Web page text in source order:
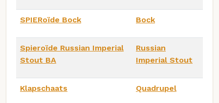
SPIERoïde Bock Bock
Spieroïde Russian Imperial
Stout BA
Russian
Imperial Stout
Klapschaats Quadrupel